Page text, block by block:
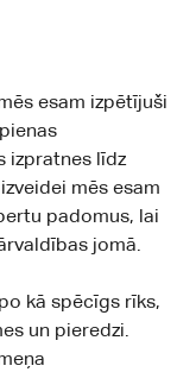
esam izpētījuši
izpratnes līdz
mēs esam
padomus, lai
jomā.
kā spēcīgs rīks,
un pieredzi.